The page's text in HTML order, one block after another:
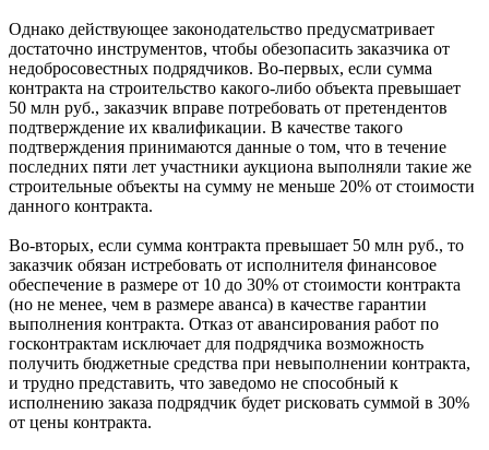
Однако действующее законодательство предусматривает
достаточно инструментов, чтобы обезопасить заказчика от
недобросовестных подрядчиков. Во-первых, если сумма
контракта на строительство какого-либо объекта превышает
50 млн руб., заказчик вправе потребовать от претендентов
подтверждение их квалификации. В качестве такого
подтверждения принимаются данные о том, что в течение
последних пяти лет участники аукциона выполняли такие же
строительные объекты на сумму не меньше 20% от стоимости
данного контракта.
Во-вторых, если сумма контракта превышает 50 млн руб., то
заказчик обязан истребовать от исполнителя финансовое
обеспечение в размере от 10 до 30% от стоимости контракта
(но не менее, чем в размере аванса) в качестве гарантии
выполнения контракта. Отказ от авансирования работ по
госконтрактам исключает для подрядчика возможность
получить бюджетные средства при невыполнении контракта,
и трудно представить, что заведомо не способный к
исполнению заказа подрядчик будет рисковать суммой в 30%
от цены контракта.